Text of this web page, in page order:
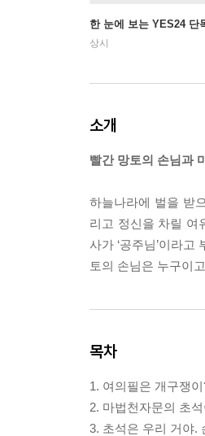
한 눈에 보는 YES24 단
상시
소개
빨간 망토의 손님과
하늘나라에 벌을 받
리고 정신을 차릴 여
사가 ‘공주님’이라
토의 손님은 누구이
목차
1. 여의필은 개구쟁
2. 마법천자문의 초
3. 초석은 우리 거야.